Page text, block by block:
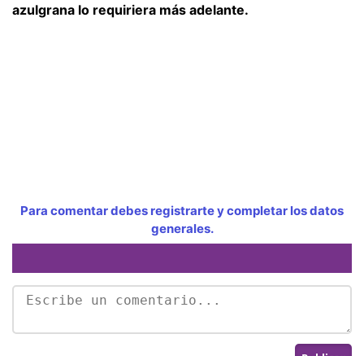
azulgrana lo requiriera más adelante.
Para comentar debes registrarte y completar los datos
generales.